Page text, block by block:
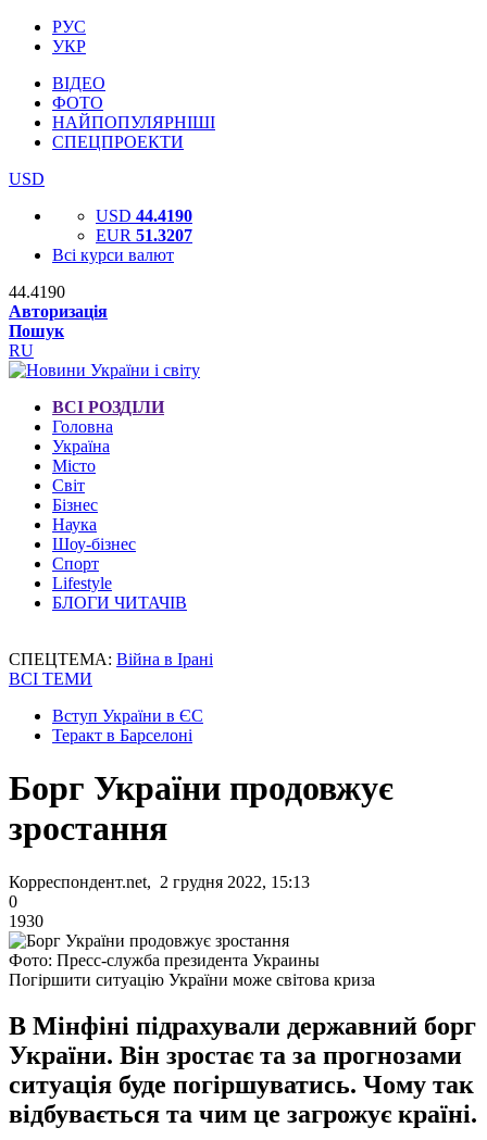
РУС
УКР
ВІДЕО
ФОТО
НАЙПОПУЛЯРНІШІ
СПЕЦПРОЕКТИ
USD
USD 44.4190
EUR 51.3207
Всі курси валют
44.4190
Авторизація
Пошук
RU
ВСІ РОЗДІЛИ
Головна
Україна
Місто
Світ
Бізнес
Наука
Шоу-бізнес
Спорт
Lifestyle
БЛОГИ ЧИТАЧІВ
СПЕЦТЕМА: Війна в Ірані
ВСІ ТЕМИ
Вступ України в ЄС
Теракт в Барселоні
Борг України продовжує
зростання
Корреспондент.net, 2 грудня 2022, 15:13
0
1930
Фото: Пресс-служба президента Украины
Погіршити ситуацію України може світова криза
В Мінфіні підрахували державний борг
України. Він зростає та за прогнозами
ситуація буде погіршуватись. Чому так
відбувається та чим це загрожує країні.